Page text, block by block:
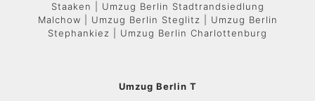
Staaken | Umzug Berlin Stadtrandsiedlung
Malchow | Umzug Berlin Steglitz | Umzug Berlin
Stephankiez | Umzug Berlin Charlottenburg
Umzug Berlin T